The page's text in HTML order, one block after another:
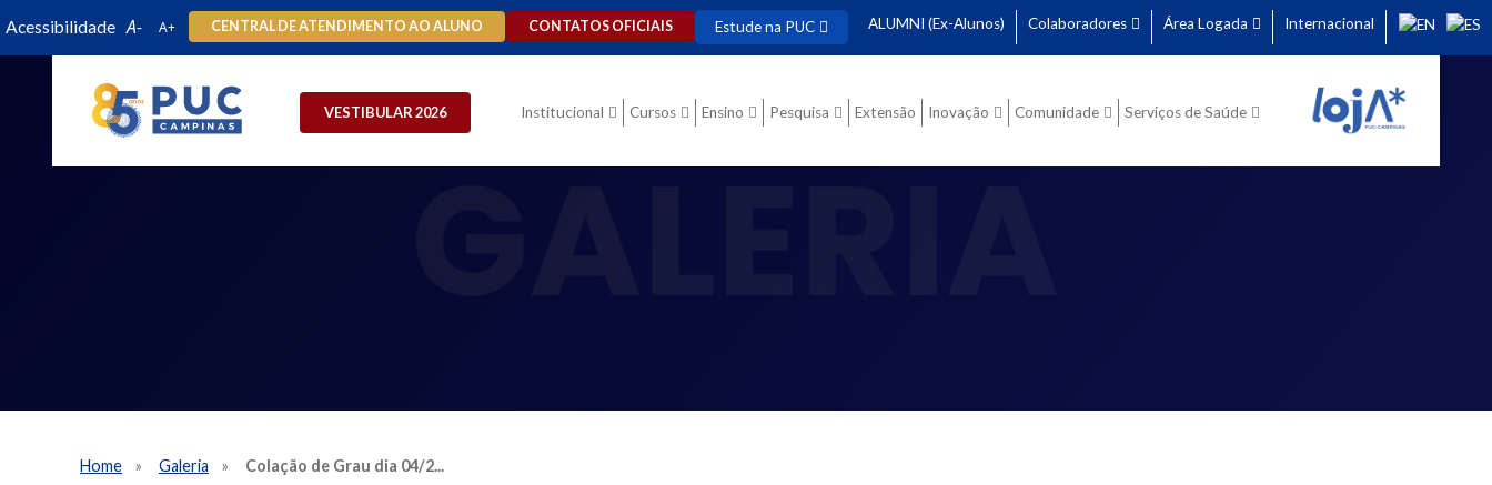
Acessibilidade CENTRAL DE ATENDIMENTO AO ALUNO CONTATOS OFICIAIS Estude na PUC ALUMNI (Ex-Alunos) Colaboradores Área Logada Internacional
VESTIBULAR 2026 Institucional Cursos Ensino Pesquisa Extensão Inovação Comunidade Serviços de Saúde
Home Galeria Colação de Grau dia 04/2...